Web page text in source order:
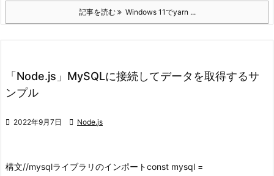
記事を読む Windows 11でyarn ...
「Node.js」MySQLに接続してデータを取得するサ
ンプル
 2022年9月7日  Node.js
構文//mysqlライブラリのインポートconst mysql =